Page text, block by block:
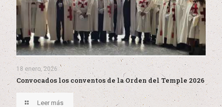
18 enero, 2026
Convocados los conventos de la Orden del Temple 2026
Leer más